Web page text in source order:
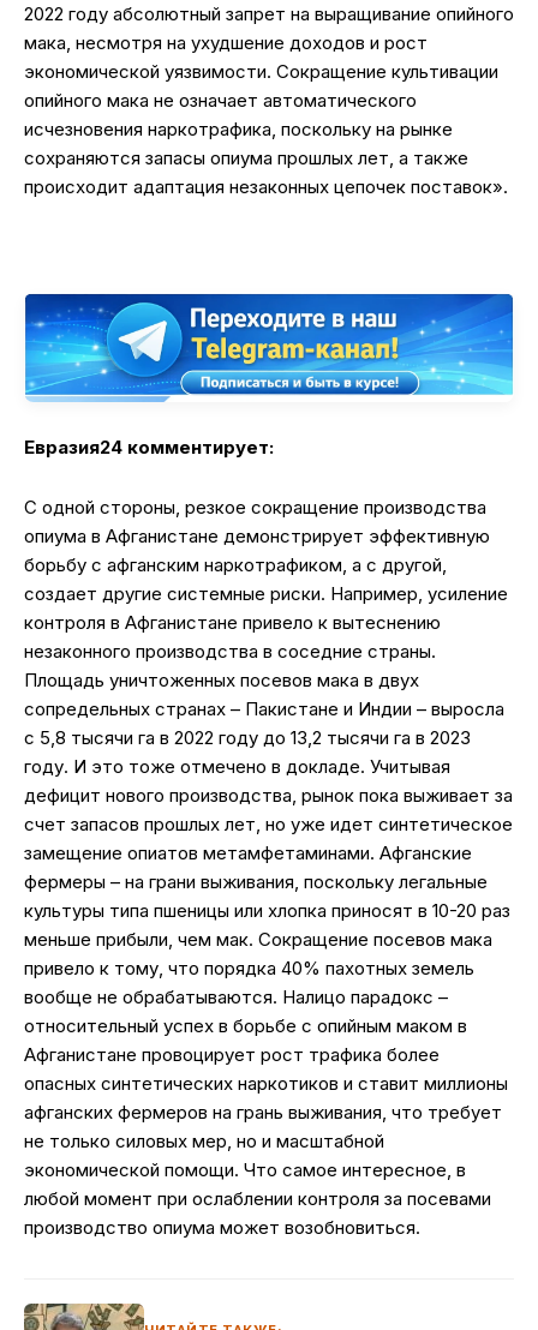
2022 году абсолютный запрет на выращивание опийного
мака, несмотря на ухудшение доходов и рост
экономической уязвимости. Сокращение культивации
опийного мака не означает автоматического
исчезновения наркотрафика, поскольку на рынке
сохраняются запасы опиума прошлых лет, а также
происходит адаптация незаконных цепочек поставок».
Евразия24 комментирует:
С одной стороны, резкое сокращение производства
опиума в Афганистане демонстрирует эффективную
борьбу с афганским наркотрафиком, а с другой,
создает другие системные риски. Например, усиление
контроля в Афганистане привело к вытеснению
незаконного производства в соседние страны.
Площадь уничтоженных посевов мака в двух
сопредельных странах – Пакистане и Индии – выросла
с 5,8 тысячи га в 2022 году до 13,2 тысячи га в 2023
году. И это тоже отмечено в докладе. Учитывая
дефицит нового производства, рынок пока выживает за
счет запасов прошлых лет, но уже идет синтетическое
замещение опиатов метамфетаминами. Афганские
фермеры – на грани выживания, поскольку легальные
культуры типа пшеницы или хлопка приносят в 10-20 раз
меньше прибыли, чем мак. Сокращение посевов мака
привело к тому, что порядка 40% пахотных земель
вообще не обрабатываются. Налицо парадокс –
относительный успех в борьбе с опийным маком в
Афганистане провоцирует рост трафика более
опасных синтетических наркотиков и ставит миллионы
афганских фермеров на грань выживания, что требует
не только силовых мер, но и масштабной
экономической помощи. Что самое интересное, в
любой момент при ослаблении контроля за посевами
производство опиума может возобновиться.